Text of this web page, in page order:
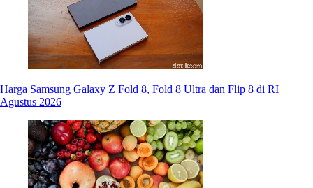
Harga Samsung Galaxy Z Fold 8, Fold 8 Ultra dan Flip 8 di RI
Agustus 2026